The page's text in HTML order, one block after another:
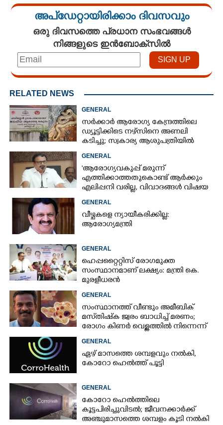
അപ്ഡേറ്റായിരിക്കാം ദിവസവും
ഒരു ദിവസത്തെ പ്രധാന സംഭവങ്ങൾ
നിങ്ങളുടെ ഇൻബോക്സിൽ
RELATED NEWS
GENERAL
സർക്കാർ ആരോഗ്യ കേന്ദ്രത്തിലെ
ഡ്യൂട്ടിക്കിടെ നഴ്സിനെ അണലി
കടിച്ചു; സ്വകാര്യ ആശുപത്രിയിൽ
GENERAL
'ആരോഗ്യവകുപ്പ് മരുന്ന്
എത്തിക്കാത്തതുകൊണ്ട് ആർക്കും
എലിപ്പനി വരില്ല, വിവാദങ്ങൾ വിഷയ
GENERAL
വീഴ്ചകളെ ന്യായീകരിക്കില്ല:
ആരോഗ്യമന്ത്രി
GENERAL
ഹെപ്പറ്റൈറ്റിസ് രോഗമുക്ത
സംസ്ഥാനമാണ് ലക്ഷ്യം: മന്ത്രി കെ.
മുരളീധരൻ
GENERAL
സംസ്ഥാനത്ത് വീണ്ടും അമീബിക്
മസ്‌തിഷ്‌ക ജ്വരം ബാധിച്ച് മരണം;
രോഗം കിണർ വെള്ളത്തിൽ നിന്നെന്ന്
GENERAL
ഏഴ് മാസത്തെ ശമ്പളവും നൽകി,
കോറോ ഹെൽത്ത് പൂട്ടി
GENERAL
കോറോ ഹെൽത്തിലെ
കൂട്ടപിരിച്ചുവിടൽ; ജീവനക്കാർക്ക്
അഞ്ചുമാസത്തെ ശമ്പളം കൂടി നൽകി